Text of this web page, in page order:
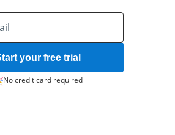
your free trial
No credit card required